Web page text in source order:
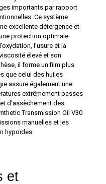
importants par rapport
Ce système
excellente détergence et
protection optimale
l’usure et la
élevé et son
il forme un film plus
que celui des huiles
assure également une
extrêmement basses
d'assèchement des
Transmission Oil V30
manuelles et les
hypoïdes.
et